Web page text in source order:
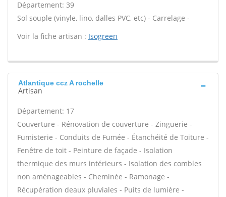
Département: 39
Sol souple (vinyle, lino, dalles PVC, etc) - Carrelage -
Voir la fiche artisan : Isogreen
Atlantique ccz A rochelle
Artisan
Département: 17
Couverture - Rénovation de couverture - Zinguerie -
Fumisterie - Conduits de Fumée - Étanchéité de Toiture -
Fenêtre de toit - Peinture de façade - Isolation
thermique des murs intérieurs - Isolation des combles
non aménageables - Cheminée - Ramonage -
Récupération deaux pluviales - Puits de lumière -